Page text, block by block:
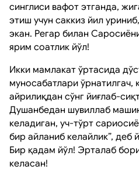
синглиси вафот этганда,
этиш учун саккиз йил
экан. Регар билан
ярим соатлик йўл!
Икки мамлакат ўртасида
муносабатлари
айрилиқдан сўнг йиғлаб-
Душанбедан шувиллаб
келадиган, уч-тўрт
бир айланиб келайлик”, деб
Бир қадам йўл! Эрталаб
келасан!